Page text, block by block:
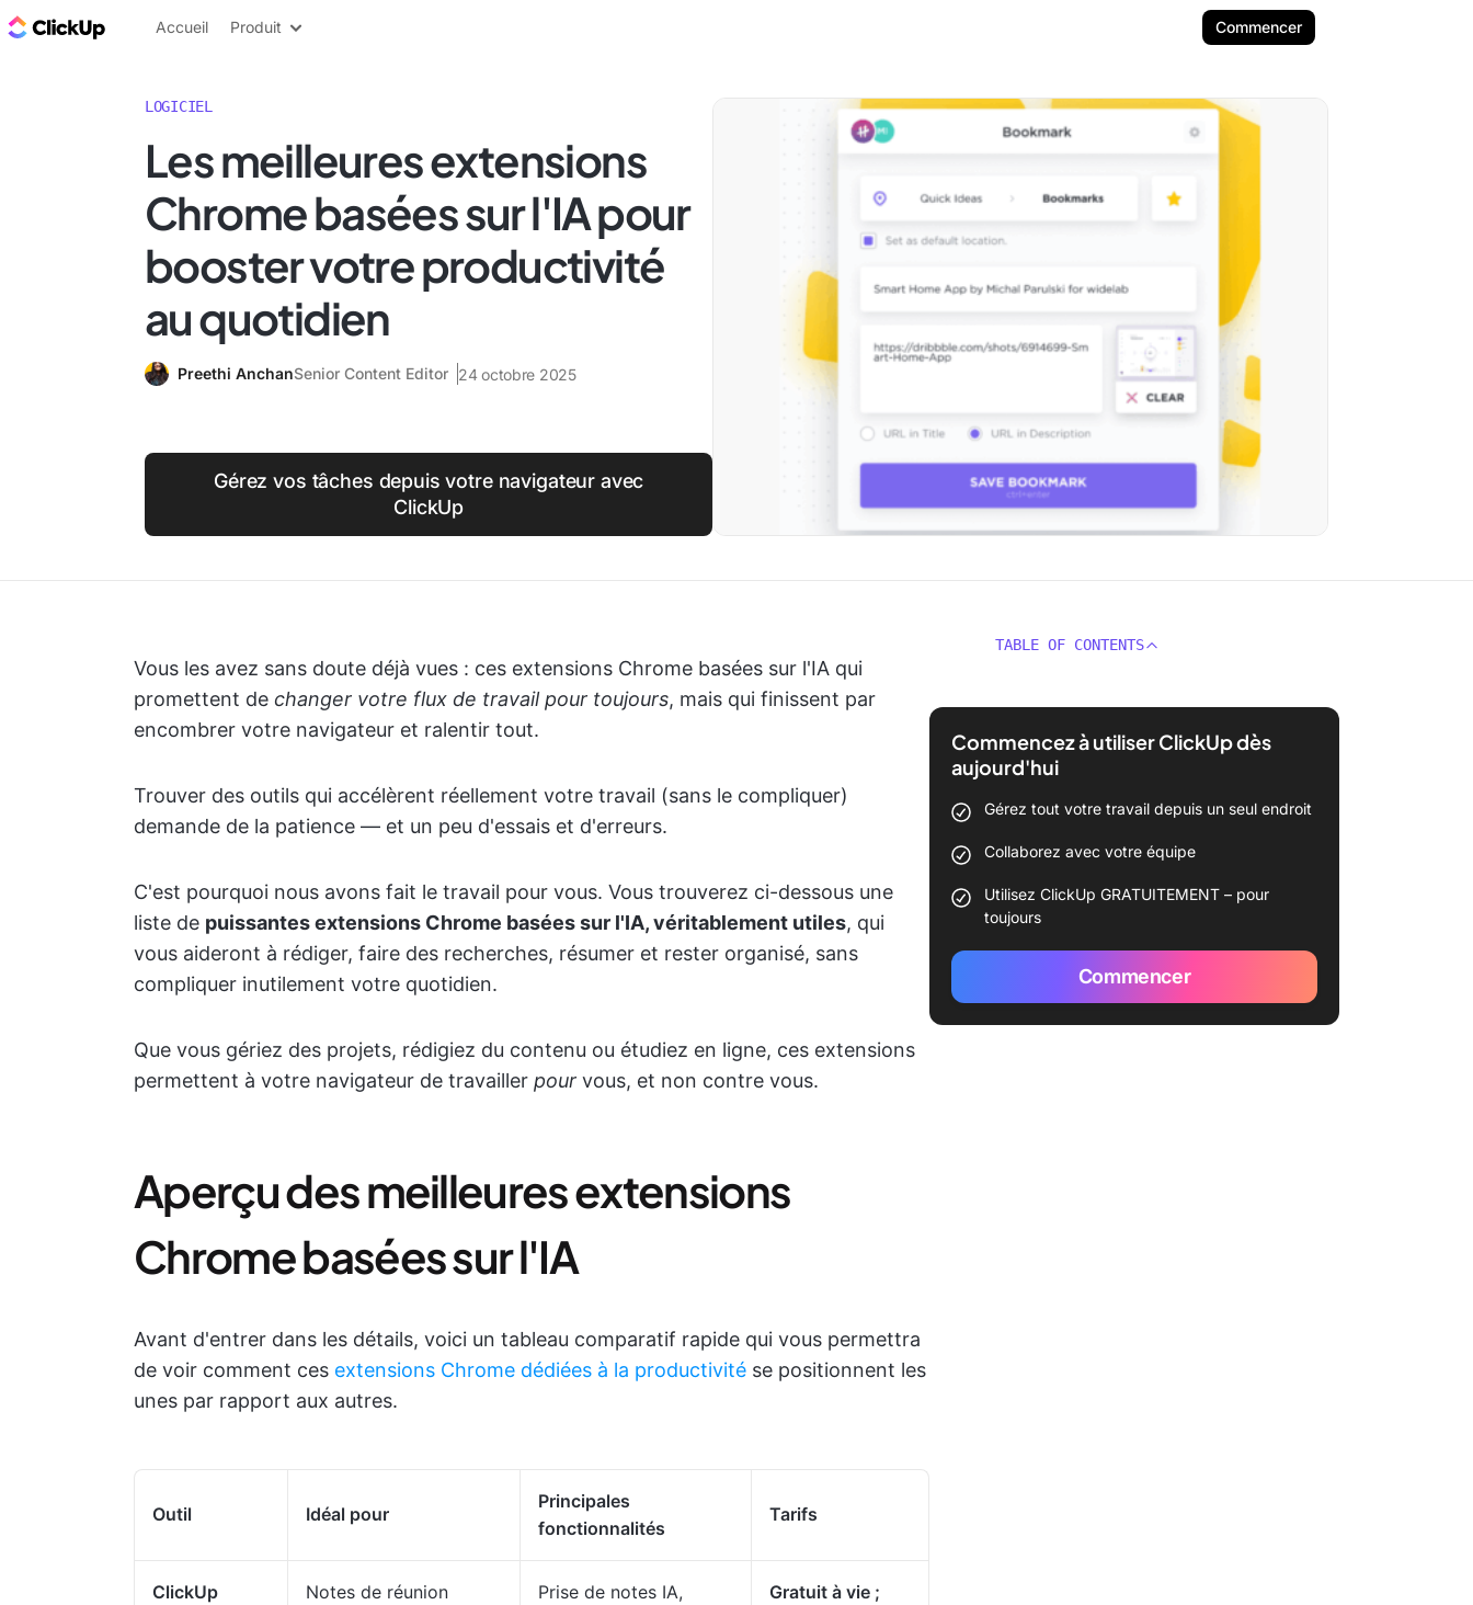
ClickUp Blog
Accueil Produit Commencer
LOGICIEL
Les meilleures extensions
Chrome basées sur l'IA pour
booster votre productivité
au quotidien
Preethi AnchanSenior Content Editor 24 octobre 2025
Gérez vos tâches depuis votre navigateur avec
ClickUp
Vous les avez sans doute déjà vues : ces extensions Chrome basées sur l'IA qui
promettent de changer votre flux de travail pour toujours, mais qui finissent par
encombrer votre navigateur et ralentir tout.
Trouver des outils qui accélèrent réellement votre travail (sans le compliquer)
demande de la patience — et un peu d'essais et d'erreurs.
C'est pourquoi nous avons fait le travail pour vous. Vous trouverez ci-dessous une
liste de puissantes extensions Chrome basées sur l'IA, véritablement utiles, qui
vous aideront à rédiger, faire des recherches, résumer et rester organisé, sans
compliquer inutilement votre quotidien.
Que vous gériez des projets, rédigiez du contenu ou étudiez en ligne, ces extensions
permettent à votre navigateur de travailler pour vous, et non contre vous.
Aperçu des meilleures extensions
Chrome basées sur l'IA
Avant d'entrer dans les détails, voici un tableau comparatif rapide qui vous permettra
de voir comment ces extensions Chrome dédiées à la productivité se positionnent les
unes par rapport aux autres.
Outil Idéal pour
Principales
fonctionnalités
Tarifs
ClickUp
Notes de réunion
Prise de notes IA,
Gratuit à vie ;
TABLE OF CONTENTS
Commencez à utiliser ClickUp dès
aujourd'hui
Gérez tout votre travail depuis un seul endroit
Collaborez avec votre équipe
Utilisez ClickUp GRATUITEMENT – pour
toujours
Commencer